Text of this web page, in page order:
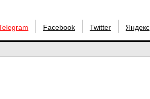
Facebook Twitter Яндекс